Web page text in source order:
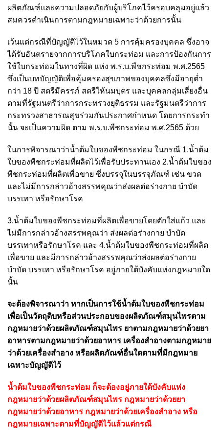
ผลิตภัณฑ์และความปลอดภัยกับผู้บริโภคไว้ครอบคลุมอยู่แล้ว
สมควรดำเนินการตามกฎหมายเฉพาะว่าด้วยการนั้น
เว้นแต่กรณีที่บัญญัติไว้ในหมวด 5 การคุ้มครองบุคคล ซึ่งอาจ
ได้รับอันตรายจากการบริโภคใบกระท่อม และการป้องกันการ
ใช้ใบกระท่อมในทางที่ผิด แห่ง พ.ร.บ.พืชกระท่อม พ.ศ.2565
ซึ่งเป็นบทบัญญัติเพื่อคุ้มครองสุขภาพของบุคคลซึ่งมีอายุต่ำ
กว่า 18 ปี สตรีมีครรภ์ สตรีให้นมบุตร และบุคคลกลุ่มเสี่ยงอื่น
ตามที่รัฐมนตรีว่าการกระทรวงยุติธรรม และรัฐมนตรีว่าการ
กระทรวงสาธารณสุขร่วมกันประกาศกำหนด โดยการกระทำ
นั้น จะเป็นความผิด ตาม พ.ร.บ.พืชกระท่อม พ.ศ.2565 ด้วย
ในการพิจารณาว่าน้ำต้มใบของพืชกระท่อม ในกรณี 1.น้ำต้ม
ใบของพืชกระท่อมที่ผลิตไว้เพื่อรับประทานเอง 2.น้ำต้มใบของ
พืชกระท่อมที่ผลิตเพื่อขาย ซึ่งบรรจุในบรรจุภัณฑ์ เช่น ขวด
และไม่มีการกล่าวอ้างสรรพคุณว่าส่งผลต่อร่างกาย บำบัด
บรรเทา หรือรักษาโรค
3.น้ำต้มใบของพืชกระท่อมที่ผลิตเพื่อขายโดยตักใส่แก้ว และ
ไม่มีการกล่าวอ้างสรรพคุณว่า ส่งผลต่อร่างกาย บำบัด
บรรเทาหรือรักษาโรค และ 4.น้ำต้มใบของพืชกระท่อมที่ผลิต
เพื่อขาย และมีการกล่าวอ้างสรรพคุณว่าส่งผลต่อร่างกาย
บำบัด บรรเทา หรือรักษาโรค อยู่ภายใต้บังคับแห่งกฎหมายใด
นั้น
จะต้องพิจารณาว่า หากเป็นการใช้น้ำต้มใบของพืชกระท่อม
เพื่อเป็นวัตถุดิบหรือส่วนประกอบของผลิตภัณฑ์สมุนไพรตาม
กฎหมายว่าด้วยผลิตภัณฑ์สมุนไพร ยาตามกฎหมายว่าด้วยยา
อาหารตามกฎหมายว่าด้วยอาหาร เครื่องสำอางตามกฎหมาย
ว่าด้วยเครื่องสำอาง หรือผลิตภัณฑ์อื่นใดตามที่มีกฎหมาย
เฉพาะบัญญัติไว้
น้ำต้มใบของพืชกระท่อม ก็จะต้องอยู่ภายใต้บังคับแห่ง
กฎหมายว่าด้วยผลิตภัณฑ์สมุนไพร กฎหมายว่าด้วยยา
กฎหมายว่าด้วยอาหาร กฎหมายว่าด้วยเครื่องสำอาง หรือ
กฎหมายเฉพาะตามที่บัญญัติไว้แล้วแต่กรณี